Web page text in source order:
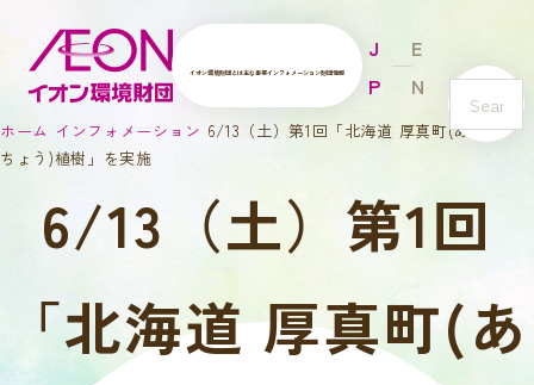
イオン環境財団とは主な事業インフォメーション財団情報
J
P
E
N
s
e
r
c
ホーム インフォメーション 6/13（土）第1回「北海道 厚真町(あつま
ちょう)植樹」を実施
6/13（土）第1回
「北海道 厚真町(あ